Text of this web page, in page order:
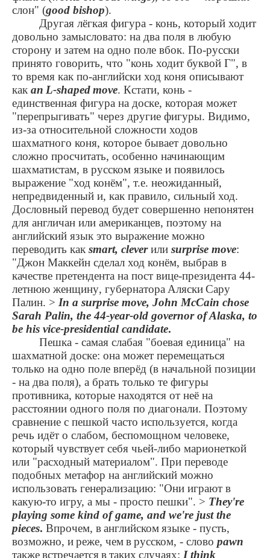
слон" (good bishop).
Другая лёгкая фигура - конь, который ходит
довольно замысловато: на два поля в любую
сторону и затем на одно поле вбок. По-русски
принято говорить, что "конь ходит буквой Г", в
то время как по-английски ход коня описывают
как an L-shapedmove. Кстати, конь -
единственная фигура на доске, которая может
"перепрыгивать" через другие фигуры. Видимо,
из-за относительной сложности ходов
шахматного коня, которое бывает довольно
сложно просчитать, особенно начинающим
шахматистам, в русском языке и появилось
выражение "ход конём", т.е. неожиданный,
непредвиденный и, как правило, сильный ход.
Дословный перевод будет совершенно непонятен
для англичан или американцев, поэтому на
английский язык это выражение можно
переводить как smart, cleverили surprise move:
"Джон Маккейн сделал ход конём, выбрав в
качестве претендента на пост вице-президента 44-
летнюю женщину, губернатора АляскиСару
Палин. > In a surprise move, John McCain chose
Sarah Palin, the 44-year-old governor of Alaska, to
be his vice-presidential candidate.
Пешка - самая слабая "боевая единица" на
шахматной доске: она может перемещаться
только на одно поле вперёд (в начальной позиции
- на два поля), а брать только те фигуры
противника, которые находятся от неё на
расстоянии одного поля по диагонали. Поэтому
сравнение с пешкой часто используется, когда
речь идёт о слабом, беспомощном человеке,
который чувствует себя чьей-либо марионеткой
или "расходный материалом". При переводе
подобных метафор на английский можно
использовать генерализацию: "Они играют в
какую-то игру, а мы - просто пешки". > They're
playing some kind of game, and we're just the
pieces. Впрочем, ванглийском языке - пусть,
возможно, иреже, чемврусском, - слово pawn
такжевстречаетсявтаких случаях: I think